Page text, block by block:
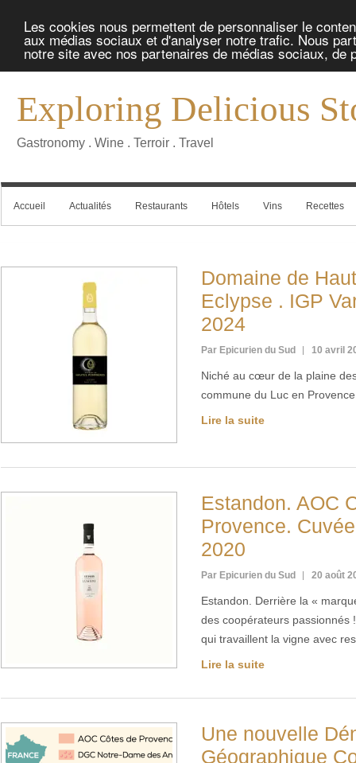
Les cookies nous permettent de personnaliser le
aux médias sociaux et d'analyser notre trafic. Nous
notre site avec nos partenaires de médias sociaux, de
Exploring Delicious
Gastronomy . Wine . Terroir . Travel
Accueil Actualités Restaurants Hôtels Vins Recettes
Domaine de
Eclypse . IGP
2024
Par Epicurien du Sud 10 avril
Niché au cœur de la plaine
commune du Luc en
Lire la suite
Estandon. AOC
Provence.
2020
Par Epicurien du Sud 20 août
Estandon. Derrière la «
des coopérateurs passionnés
qui travaillent la vigne avec
Lire la suite
Une nouvelle
Géographique